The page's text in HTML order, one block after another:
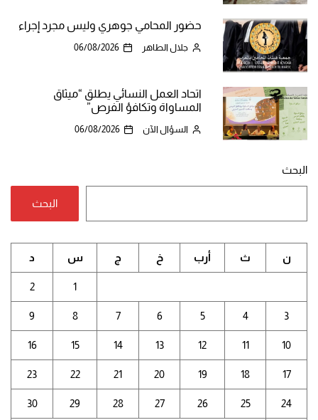
حضور المحامي جوهري وليس مجرد إجراء
جلال الطاهر 06/08/2026
اتحاد العمل النسائي يطلق “ميثاق
المساواة وتكافؤ الفرص”
السؤال الآن 06/08/2026
البحث
البحث
ن ث أرب خ ج س د
1
2
3
4
5
6
7
8
9
10
11
12
13
14
15
16
17
18
19
20
21
22
23
24
25
26
27
28
29
30